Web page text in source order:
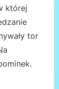
której
tor